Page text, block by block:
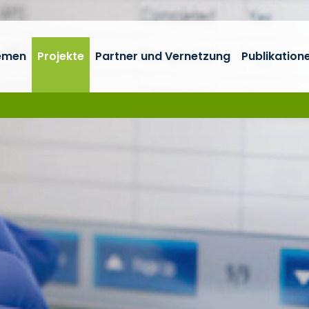
Projekte Partner und Vernetzung